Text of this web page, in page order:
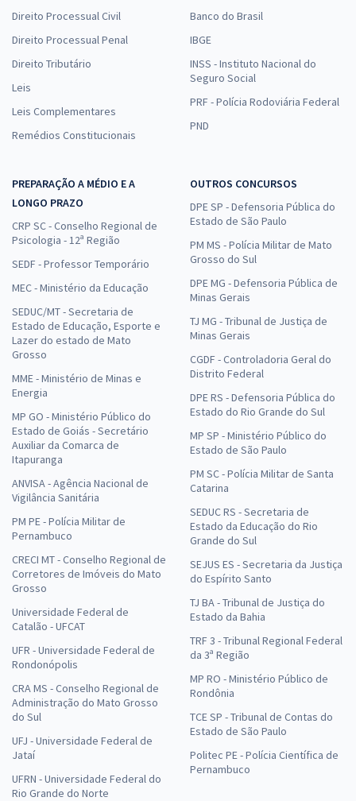
Direito Processual Civil
Direito Processual Penal
Direito Tributário
Leis
Leis Complementares
Remédios Constitucionais
Banco do Brasil
IBGE
INSS - Instituto Nacional do
Seguro Social
PRF - Polícia Rodoviária Federal
PND
PREPARAÇÃO A MÉDIO E A
LONGO PRAZO
CRP SC - Conselho Regional de
Psicologia - 12ª Região
SEDF - Professor Temporário
MEC - Ministério da Educação
SEDUC/MT - Secretaria de
Estado de Educação, Esporte e
Lazer do estado de Mato
Grosso
MME - Ministério de Minas e
Energia
MP GO - Ministério Público do
Estado de Goiás - Secretário
Auxiliar da Comarca de
Itapuranga
ANVISA - Agência Nacional de
Vigilância Sanitária
PM PE - Polícia Militar de
Pernambuco
CRECI MT - Conselho Regional de
Corretores de Imóveis do Mato
Grosso
Universidade Federal de
Catalão - UFCAT
UFR - Universidade Federal de
Rondonópolis
CRA MS - Conselho Regional de
Administração do Mato Grosso
do Sul
UFJ - Universidade Federal de
Jataí
UFRN - Universidade Federal do
Rio Grande do Norte
OUTROS CONCURSOS
DPE SP - Defensoria Pública do
Estado de São Paulo
PM MS - Polícia Militar de Mato
Grosso do Sul
DPE MG - Defensoria Pública de
Minas Gerais
TJ MG - Tribunal de Justiça de
Minas Gerais
CGDF - Controladoria Geral do
Distrito Federal
DPE RS - Defensoria Pública do
Estado do Rio Grande do Sul
MP SP - Ministério Público do
Estado de São Paulo
PM SC - Polícia Militar de Santa
Catarina
SEDUC RS - Secretaria de
Estado da Educação do Rio
Grande do Sul
SEJUS ES - Secretaria da Justiça
do Espírito Santo
TJ BA - Tribunal de Justiça do
Estado da Bahia
TRF 3 - Tribunal Regional Federal
da 3ª Região
MP RO - Ministério Público de
Rondônia
TCE SP - Tribunal de Contas do
Estado de São Paulo
Politec PE - Polícia Científica de
Pernambuco